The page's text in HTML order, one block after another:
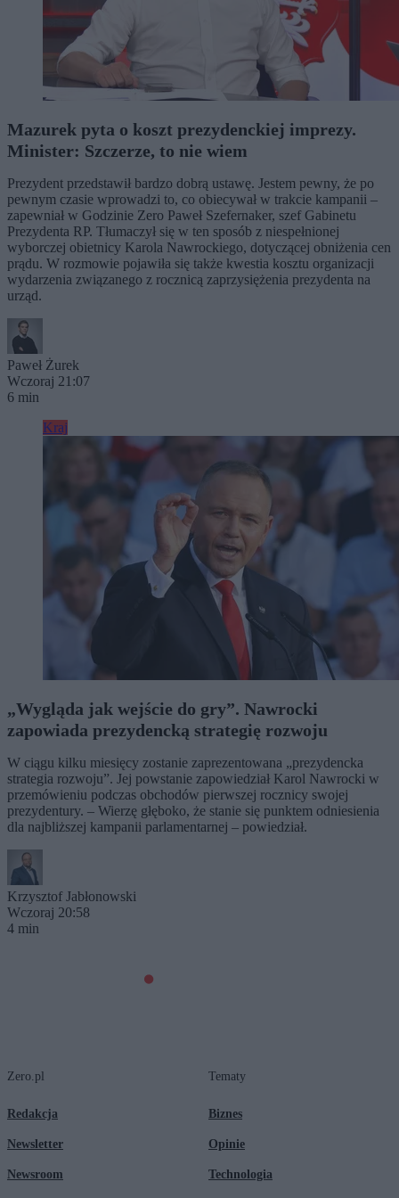
Mazurek pyta o koszt prezydenckiej imprezy.
Minister: Szczerze, to nie wiem
Prezydent przedstawił bardzo dobrą ustawę. Jestem pewny, że po
pewnym czasie wprowadzi to, co obiecywał w trakcie kampanii –
zapewniał w Godzinie Zero Paweł Szefernaker, szef Gabinetu
Prezydenta RP. Tłumaczył się w ten sposób z niespełnionej
wyborczej obietnicy Karola Nawrockiego, dotyczącej obniżenia cen
prądu. W rozmowie pojawiła się także kwestia kosztu organizacji
wydarzenia związanego z rocznicą zaprzysiężenia prezydenta na
urząd.
Paweł Żurek
Wczoraj 21:07
6 min
Kraj
„Wygląda jak wejście do gry”. Nawrocki
zapowiada prezydencką strategię rozwoju
W ciągu kilku miesięcy zostanie zaprezentowana „prezydencka
strategia rozwoju”. Jej powstanie zapowiedział Karol Nawrocki w
przemówieniu podczas obchodów pierwszej rocznicy swojej
prezydentury. – Wierzę głęboko, że stanie się punktem odniesienia
dla najbliższej kampanii parlamentarnej – powiedział.
Krzysztof Jabłonowski
Wczoraj 20:58
4 min
Zero.pl
Redakcja
Newsletter
Newsroom
Tematy
Biznes
Opinie
Technologia